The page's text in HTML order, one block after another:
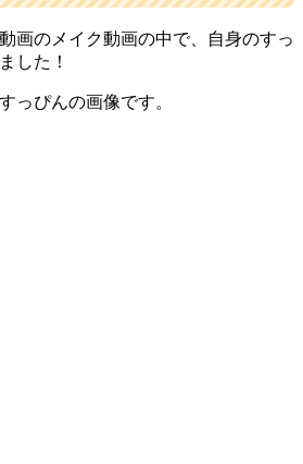
画のメイク動画の中で、自身のすっ
した！
っぴんの画像です。